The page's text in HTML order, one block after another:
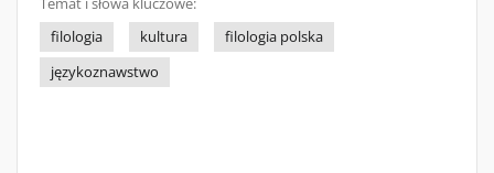
Temat i słowa kluczowe:
filologia
kultura
filologia polska
językoznawstwo